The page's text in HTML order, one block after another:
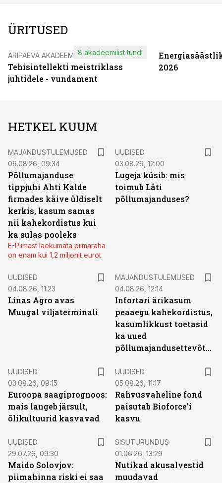
ÜRITUSED
ÄRIPÄEVA AKADEEMIA
Tehisintellekti meistriklass
juhtidele - vundament
8 akadeemilist tundi
2026
HETKEL KUUM
MAJANDUSTULEMUSED
06.08.26, 09:34
Põllumajanduse
tippjuhi Ahti Kalde
firmades käive üldiselt
kerkis, kasum samas
nii kahekordistus kui
ka sulas pooleks
E-Piimast laekumata piimaraha
on enam kui 1,2 miljonit eurot
UUDISED
03.08.26, 12:00
Lugeja küsib: mis
toimub Läti
põllumajanduses?
UUDISED
04.08.26, 11:23
Linas Agro avas
Muugal viljaterminali
MAJANDUSTULEMUSED
04.08.26, 12:14
Infortari ärikasum
peaaegu kahekordistus,
kasumlikkust toetasid
ka uued
põllumajandusettevõtted
UUDISED
03.08.26, 09:15
Euroopa saagiprognoos:
mais langeb järsult,
õlikultuurid kasvavad
UUDISED
05.08.26, 11:17
Rahvusvaheline fond
paisutab Bioforce’i
kasvu
UUDISED
29.07.26, 09:30
Maido Solovjov:
piimahinna riski ei saa
SISUTURUNDUS
01.06.26, 13:29
Nutikad akusalvestid
muudavad